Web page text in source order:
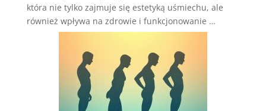
która nie tylko zajmuje się estetyką uśmiechu, ale
również wpływa na zdrowie i funkcjonowanie …